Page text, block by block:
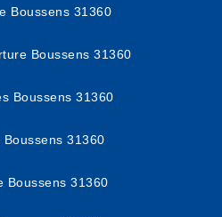
Boussens 31360
Boussens 31360
Boussens 31360
31360
Boussens 31360